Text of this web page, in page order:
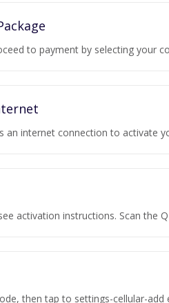
to payment by selecting your
an internet connection to activate
activation instructions. Scan the
then tap to settings-cellular-add